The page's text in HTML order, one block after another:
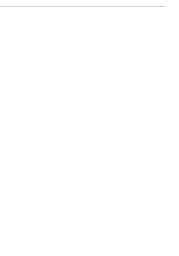
ПРОБЛЕМУ?
могли стать лучше!